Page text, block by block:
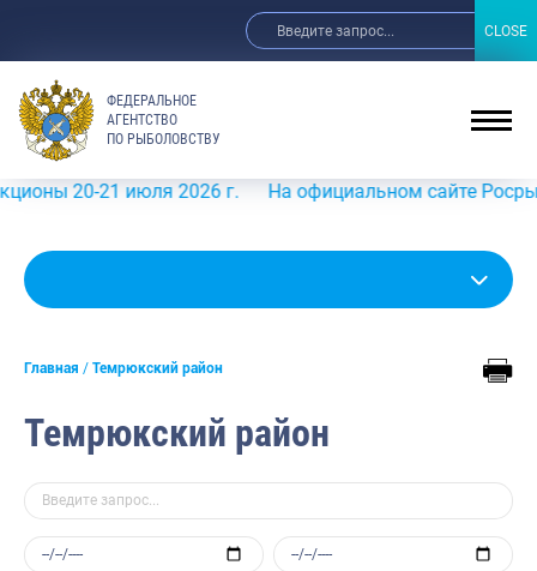
ФЕДЕРАЛЬНОЕ
АГЕНТСТВО
ПО РЫБОЛОВСТВУ
20-21 июля 2026 г. На официальном сайте
Главная Темрюкский район
Темрюкский район
CLOSE
CLOSE